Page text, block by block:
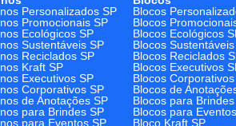
Personalizados SP Blocos
Promocionais SP Blocos
Ecológicos SP Blocos Ecológicos
Sustentáveis SP Blocos
Reciclados SP Blocos Reciclados
Kraft SP Blocos Executivos
Executivos SP Blocos
Corporativos SP Blocos de
de Anotações SP Blocos para
para Brindes SP Blocos para
para Eventos SP Bloco Kraft SP